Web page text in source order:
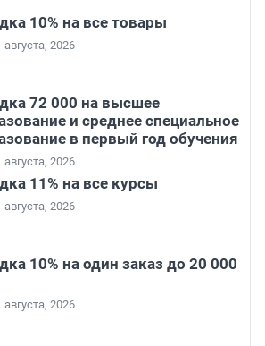
10% на все товары
2026
72 000 на высшее
и среднее специальное
в первый год обучения
2026
11% на все курсы
2026
10% на один заказ до 20 000
2026